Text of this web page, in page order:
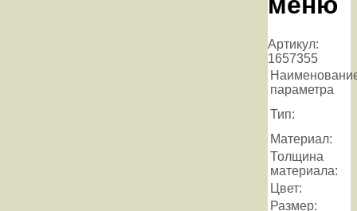
Артикул:
1657355
параметра
Тип:
Материал:
Толщина
материала:
Цвет:
Размер: